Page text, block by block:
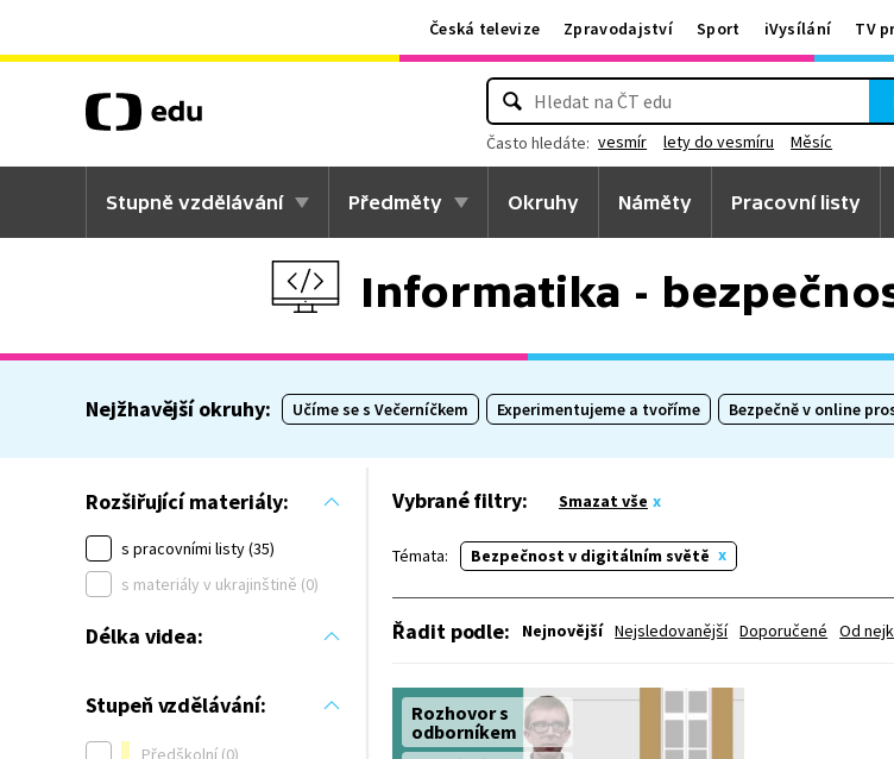
Česká televize Zpravodajství Sport iVysílání TV
Často hledáte: vesmír lety do vesmíru Měsíc
Stupně vzdělávání Předměty Okruhy Náměty Pracovní listy
Informatika -
Nejžhavější okruhy: Učíme se s Večerníčkem Experimentujeme a tvoříme Bezpečně v online
Rozšiřující materiály:
s pracovními listy (35)
s materiály v ukrajinštině (0)
Délka videa:
Stupeň vzdělávání:
Předškolní (0)
Vybrané filtry: Smazat vše
Témata: Bezpečnost v digitálním světě
Řadit podle: Nejnovější Nejsledovanější Doporučené Od
Rozhovor s
odborníkem